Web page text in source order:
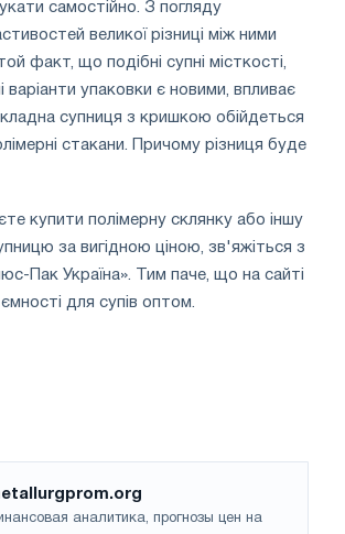
самостійно. З погляду
великої різниці між ними
факт, що подібні супні місткості,
варіанти упаковки є новими, впливає
супниця з кришкою обійдеться
стакани. Причому різниця буде
купити полімерну склянку або іншу
за вигідною ціною, зв'яжіться з
Пак Україна». Тим паче, що на сайті
для супів оптом.
аналитика, прогнозы цен на